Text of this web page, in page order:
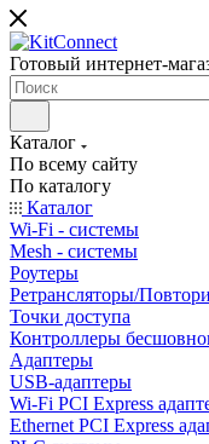
Готовый интернет-
Каталог
По всему сайту
По каталогу
Каталог
Wi-Fi - системы
Mesh - системы
Роутеры
Ретрансляторы/
Точки доступа
Контроллеры
Адаптеры
USB-адаптеры
Wi-Fi PCI Express
Ethernet PCI Express